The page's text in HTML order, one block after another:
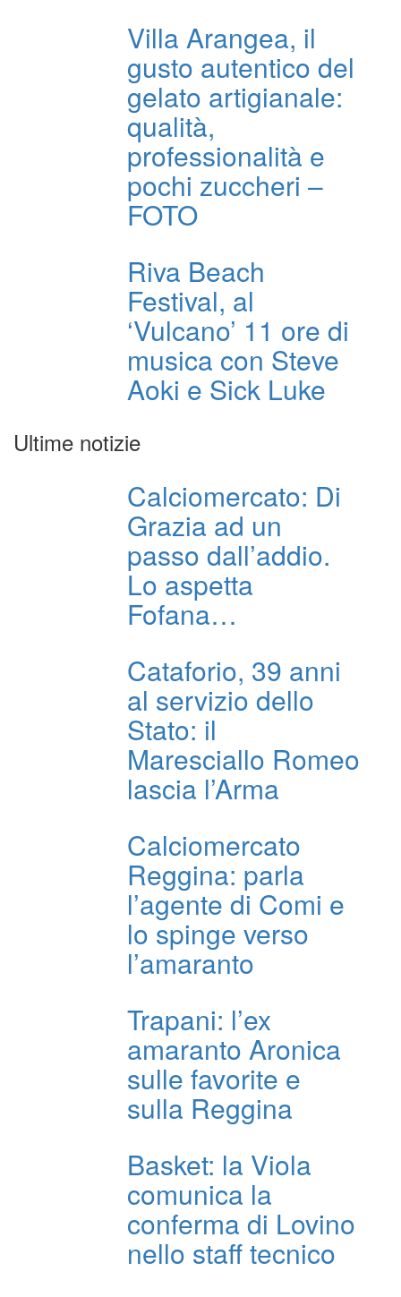
Villa Arangea, il
gusto autentico del
gelato artigianale:
qualità,
professionalità e
pochi zuccheri –
FOTO
Riva Beach
Festival, al
‘Vulcano’ 11 ore di
musica con Steve
Aoki e Sick Luke
Ultime notizie
Calciomercato: Di
Grazia ad un
passo dall’addio.
Lo aspetta
Fofana…
Cataforio, 39 anni
al servizio dello
Stato: il
Maresciallo Romeo
lascia l’Arma
Calciomercato
Reggina: parla
l’agente di Comi e
lo spinge verso
l’amaranto
Trapani: l’ex
amaranto Aronica
sulle favorite e
sulla Reggina
Basket: la Viola
comunica la
conferma di Lovino
nello staff tecnico